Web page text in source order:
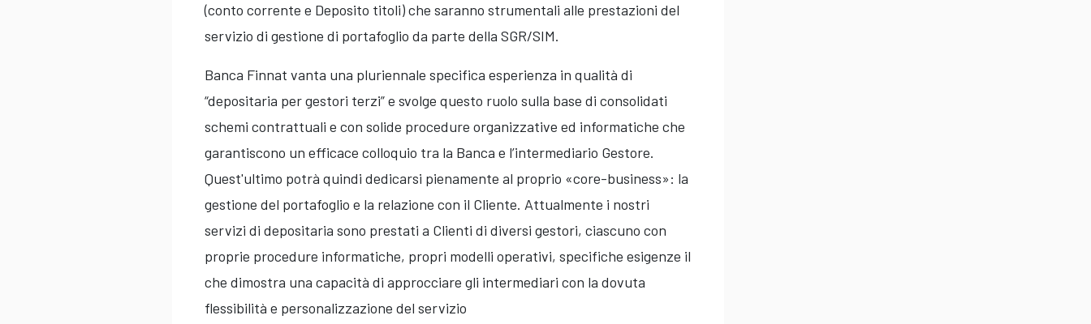
(conto corrente e Deposito titoli) che saranno strumentali alle prestazioni del
servizio di gestione di portafoglio da parte della SGR/SIM.
Banca Finnat vanta una pluriennale specifica esperienza in qualità di
“depositaria per gestori terzi” e svolge questo ruolo sulla base di consolidati
schemi contrattuali e con solide procedure organizzative ed informatiche che
garantiscono un efficace colloquio tra la Banca e l’intermediario Gestore.
Quest'ultimo potrà quindi dedicarsi pienamente al proprio «core-business»: la
gestione del portafoglio e la relazione con il Cliente. Attualmente i nostri
servizi di depositaria sono prestati a Clienti di diversi gestori, ciascuno con
proprie procedure informatiche, propri modelli operativi, specifiche esigenze il
che dimostra una capacità di approcciare gli intermediari con la dovuta
flessibilità e personalizzazione del servizio